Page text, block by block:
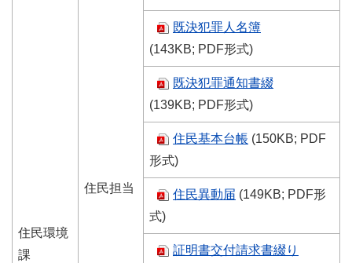
住民環境
課
住民担当
既決犯罪人名簿
(143KB; PDF形式)
既決犯罪通知書綴
(139KB; PDF形式)
住民基本台帳 (150KB; PDF
形式)
住民異動届 (149KB; PDF形
式)
証明書交付請求書綴り